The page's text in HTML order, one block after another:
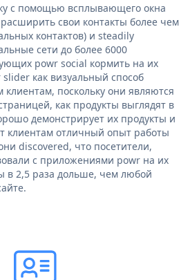
с помощью всплывающего окна
свои контакты более чем
контактов) и steadily
сети до более 6000
powr social кормить на их
как визуальный способ
клиентам, поскольку они являются
как продукты выглядят в
демонстрирует их продукты и
клиентам отличный опыт работы
discovered, что посетители,
с приложениями powr на их
в 2,5 раза дольше, чем любой